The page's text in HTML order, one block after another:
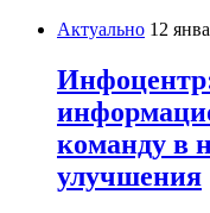
Актуально 12
Инфоцентр:
команду в
улучшения